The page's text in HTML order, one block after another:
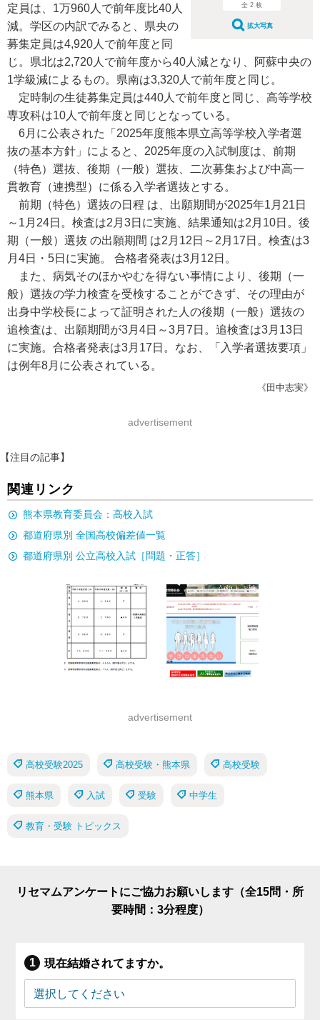
全 2 枚
拡大写真
定員は、1万960人で前年度比40人
減。学区の内訳でみると、県央の
募集定員は4,920人で前年度と同
じ。県北は2,720人で前年度から40人減となり、阿蘇中央の
1学級減によるもの。県南は3,320人で前年度と同じ。
定時制の生徒募集定員は440人で前年度と同じ、高等学校
専攻科は10人で前年度と同じとなっている。
6月に公表された「2025年度熊本県立高等学校入学者選
抜の基本方針」によると、2025年度の入試制度は、前期
（特色）選抜、後期（一般）選抜、二次募集および中高一
貫教育（連携型）に係る入学者選抜とする。
前期（特色）選抜の日程 は、出願期間が2025年1月21日
～1月24日。検査は2月3日に実施、結果通知は2月10日。後
期（一般）選抜 の出願期間 は2月12日～2月17日。検査は3
月4日・5日に実施。 合格者発表は3月12日。
また、病気そのほかやむを得ない事情により、後期（一
般）選抜の学力検査を受検することができず、その理由が
出身中学校長によって証明された人の後期（一般）選抜の
追検査は、出願期間が3月4日～3月7日。追検査は3月13日
に実施。合格者発表は3月17日。なお、「入学者選抜要項」
は例年8月に公表されている。
《田中志実》
advertisement
【注目の記事】
関連リンク
熊本県教育委員会：高校入試
都道府県別 全国高校偏差値一覧
都道府県別 公立高校入試［問題・正答］
advertisement
高校受験2025 高校受験・熊本県 高校受験
熊本県 入試 受験 中学生
教育・受験 トピックス
リセマムアンケートにご協力お願いします（全15問・所
要時間：3分程度）
現在結婚されてますか。